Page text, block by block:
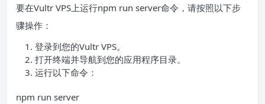
要在Vultr VPS上运行npm run server命令，请按照以下步
骤操作：
登录到您的Vultr VPS。
打开终端并导航到您的应用程序目录。
运行以下命令：
npm run server